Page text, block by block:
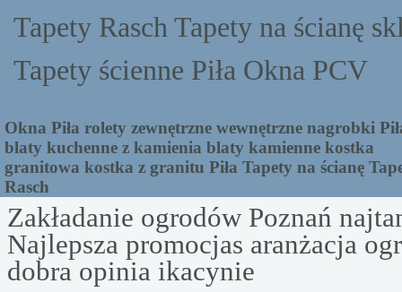
Tapety Rasch Tapety na ścianę
Tapety ścienne Piła Okna PCV
Okna Piła rolety zewnętrzne wewnętrzne nagrobki
blaty kuchenne z kamienia blaty kamienne kostka
granitowa kostka z granitu Piła Tapety na ścianę
Rasch
Zakładanie ogrodów Poznań
Najlepsza promocjas aranżacja
dobra opinia ikacynie